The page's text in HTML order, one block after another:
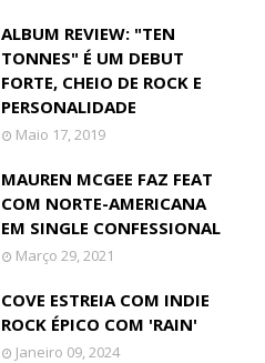
ALBUM REVIEW: "TEN
TONNES" É UM DEBUT
FORTE, CHEIO DE ROCK E
PERSONALIDADE
Maio 17, 2019
MAUREN MCGEE FAZ FEAT
COM NORTE-AMERICANA
EM SINGLE CONFESSIONAL
Março 29, 2021
COVE ESTREIA COM INDIE
ROCK ÉPICO COM 'RAIN'
Janeiro 09, 2024